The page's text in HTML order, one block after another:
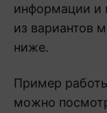
информации и
из вариантов
ниже.
Пример
можно